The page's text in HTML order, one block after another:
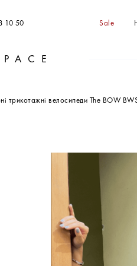
10 50 Sale
трикотажні велосипеди The BOW